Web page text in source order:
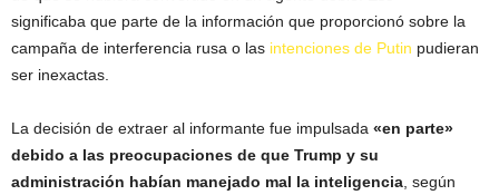
significaba que parte de la información que proporcionó sobre la
campaña de interferencia rusa o las intenciones de Putin pudieran
ser inexactas.
La decisión de extraer al informante fue impulsada «en parte»
debido a las preocupaciones de que Trump y su
administración habían manejado mal la inteligencia, según